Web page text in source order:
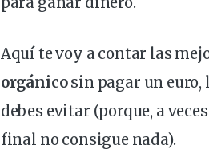
Aquí te voy a contar las
orgánicosin pagar un euro,
debes evitar (porque, a
final no consigue nada).